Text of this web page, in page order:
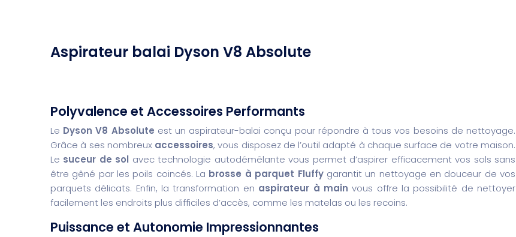
Aspirateur balai Dyson V8 Absolute
Polyvalence et Accessoires Performants
Le Dyson V8 Absolute est un aspirateur-balai conçu pour répondre à tous vos besoins de nettoyage.
Grâce à ses nombreux accessoires, vous disposez de l’outil adapté à chaque surface de votre maison.
Le suceur de sol avec technologie autodémêlante vous permet d’aspirer efficacement vos sols sans
être gêné par les poils coincés. La brosse à parquet Fluffygarantit un nettoyage en douceur de vos
parquets délicats. Enfin, la transformation en aspirateur à main vous offre la possibilité de nettoyer
facilement les endroits plus difficiles d’accès, comme les matelas ou les recoins.
Puissance et Autonomie Impressionnantes